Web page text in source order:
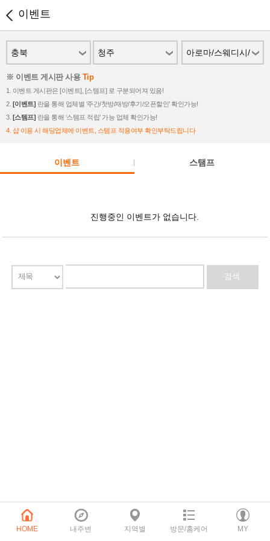
이벤트
충북 청주
아로마/스웨디시/
스파
※ 이벤트 게시판 사용 Tip
1. 이벤트 게시판은 [이벤트], [스템프] 로 구분되어져 있음!
2. [이벤트] 란을 통해 업체별 ‘주간/첫방/재방/후기/오픈할인’ 확인가능!
3. [스템프] 란을 통해 ‘스템프 적립’ 가능 업체 확인가능!
4. 샵 이용 시 해당업체에 이벤트, 스템프 적용여부 확인부탁드립니다
이벤트 스탬프
진행중인 이벤트가 없습니다.
HOME 내주변 지역별 방문/홈케어 MY